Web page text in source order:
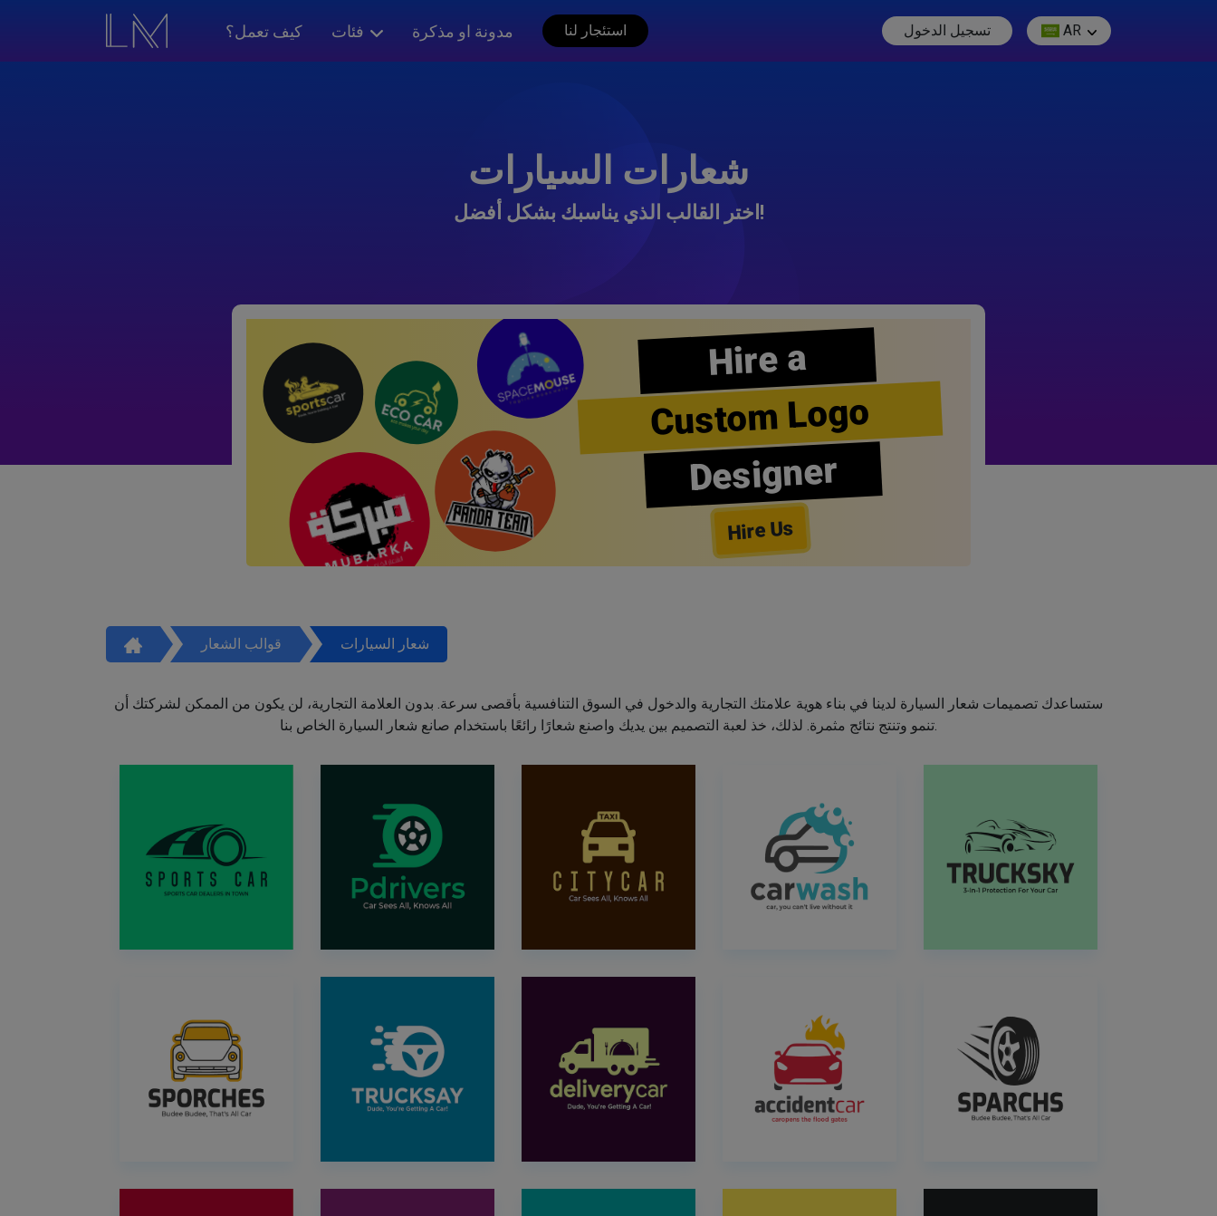
كيف تعمل؟ فئات مدونة او مذكرة استئجار لنا تسجيل الدخول AR
شعارات السيارات
اختر القالب الذي يناسبك بشكل أفضل!
Hire a
Custom Logo
Designer
Hire Us
قوالب الشعار شعار السيارات
ستساعدك تصميمات شعار السيارة لدينا في بناء هوية علامتك التجارية والدخول في السوق التنافسية بأقصى سرعة. بدون العلامة التجارية، لن يكون من الممكن لشركتك أن
تنمو وتنتج نتائج مثمرة. لذلك، خذ لعبة التصميم بين يديك واصنع شعارًا رائعًا باستخدام صانع شعار السيارة الخاص بنا.